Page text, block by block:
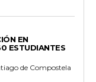
EN
ESTUDIANTES
de Compostela